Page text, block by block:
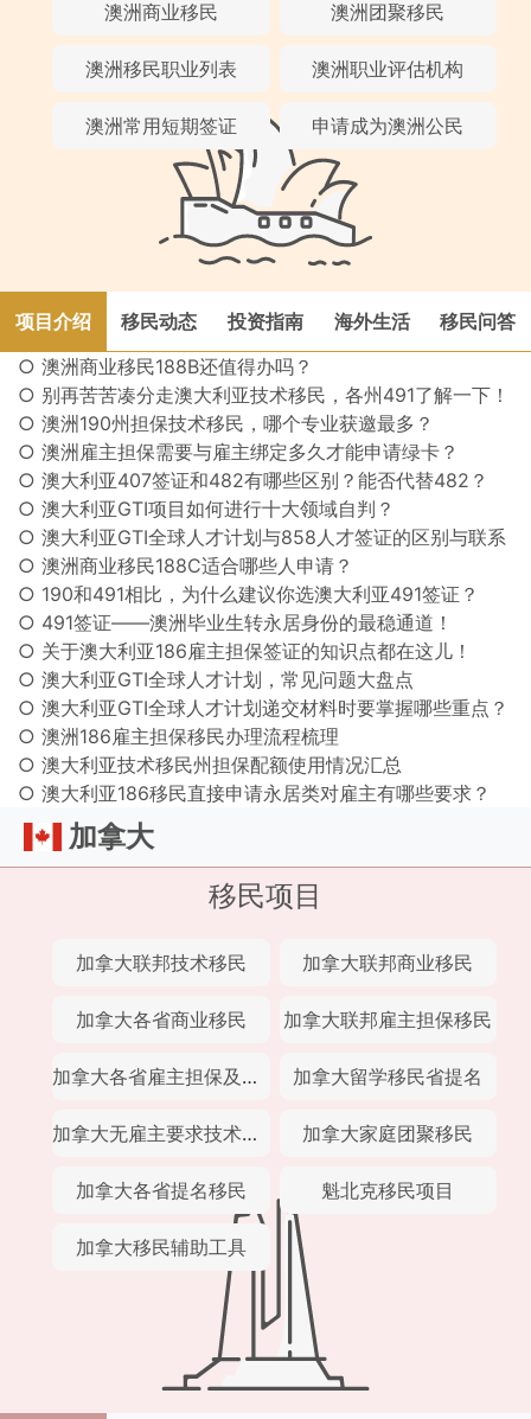
澳洲商业移民 澳洲团聚移民
澳洲移民职业列表 澳洲职业评估机构
澳洲常用短期签证 申请成为澳洲公民
项目介绍 移民动态 投资指南 海外生活
移民问答
○ 澳洲商业移民188B还值得办吗？
○ 别再苦苦凑分走澳大利亚技术移民，各州491了解一下！
○ 澳洲190州担保技术移民，哪个专业获邀最多？
○ 澳洲雇主担保需要与雇主绑定多久才能申请绿卡？
○ 澳大利亚407签证和482有哪些区别？能否代替482？
○ 澳大利亚GTI项目如何进行十大领域自判？
○ 澳大利亚GTI全球人才计划与858人才签证的区别与联系
○ 澳洲商业移民188C适合哪些人申请？
○ 190和491相比，为什么建议你选澳大利亚491签证？
○ 491签证——澳洲毕业生转永居身份的最稳通道！
○ 关于澳大利亚186雇主担保签证的知识点都在这儿！
○ 澳大利亚GTI全球人才计划，常见问题大盘点
○ 澳大利亚GTI全球人才计划递交材料时要掌握哪些重点？
○ 澳洲186雇主担保移民办理流程梳理
○ 澳大利亚技术移民州担保配额使用情况汇总
○ 澳大利亚186移民直接申请永居类对雇主有哪些要求？
加拿大
移民项目
加拿大联邦技术移民 加拿大联邦商业移民
加拿大各省商业移民 加拿大联邦雇主担保移民
加拿大各省雇主担保及经验类移民 加拿大留学移民省提名
加拿大无雇主要求技术移民 加拿大家庭团聚移民
加拿大各省提名移民 魁北克移民项目
加拿大移民辅助工具